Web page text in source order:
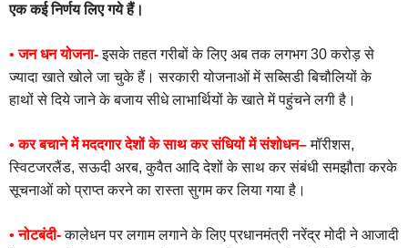
एक कई निर्णय लिए गये हैं।
•जन धन योजना-इसके तहत गरीबों के लिए अब तक लगभग 30 करोड़ से
ज्यादा खाते खोले जा चुके हैं। सरकारी योजनाओं में सब्सिडी बिचौलियों के
हाथों से दिये जाने के बजाय सीधे लाभार्थियों के खाते में पहुंचने लगी है।
•कर बचाने में मददगार देशों के साथ कर संधियों में संशोधन–मॉरीशस,
स्विटजरलैंड, सऊदी अरब, कुवैत आदि देशों के साथ कर संबंधी समझौता करके
सूचनाओं को प्राप्त करने का रास्ता सुगम कर लिया गया है।
•नोटबंदी- कालेधन पर लगाम लगाने के लिए प्रधानमंत्री नरेंद्र मोदी ने आजादी